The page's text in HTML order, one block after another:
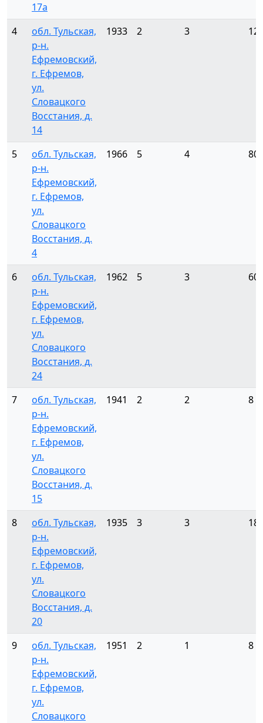
17а
4
обл. Тульская,
р-н.
Ефремовский,
г. Ефремов,
ул.
Словацкого
Восстания, д.
14
1933 2 3 12
5
обл. Тульская,
р-н.
Ефремовский,
г. Ефремов,
ул.
Словацкого
Восстания, д.
4
1966 5 4 80
6
обл. Тульская,
р-н.
Ефремовский,
г. Ефремов,
ул.
Словацкого
Восстания, д.
24
1962 5 3 60
7
обл. Тульская,
р-н.
Ефремовский,
г. Ефремов,
ул.
Словацкого
Восстания, д.
15
1941 2 2 8
8
обл. Тульская,
р-н.
Ефремовский,
г. Ефремов,
ул.
Словацкого
Восстания, д.
20
1935 3 3 18
9
обл. Тульская,
р-н.
Ефремовский,
г. Ефремов,
ул.
Словацкого
1951 2 1 8